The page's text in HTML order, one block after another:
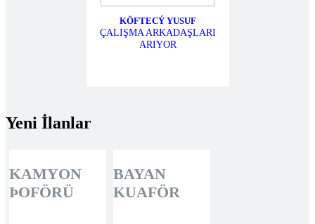
KÖFTECÝ YUSUF
ÇALIŞMA ARKADAŞLARI
ARIYOR
Yeni İlanlar
KAMYON
ÞOFÖRÜ
BAYAN
KUAFÖR